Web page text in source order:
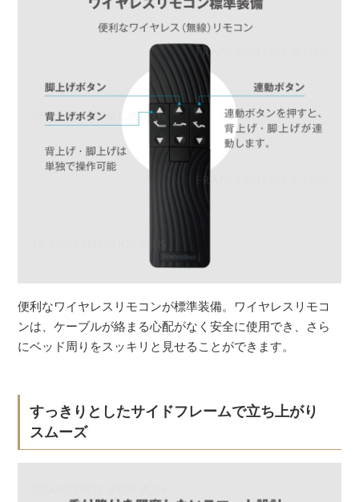
便利なワイヤレスリモコンが標準装備。ワイヤレスリモコ
ンは、ケーブルが絡まる心配がなく安全に使用でき、さら
にベッド周りをスッキリと見せることができます。
すっきりとしたサイドフレームで立ち上がり
スムーズ